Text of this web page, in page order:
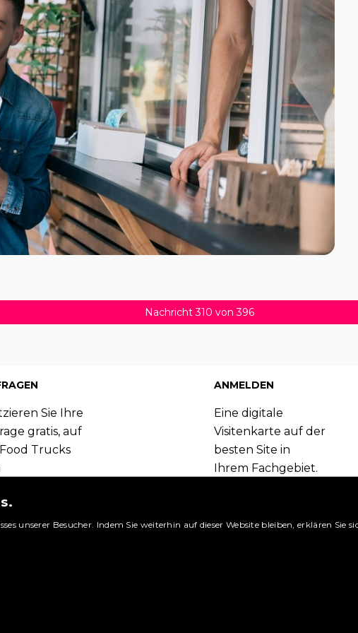
Nachricht 310 von 396
Sie Ihre
gratis, auf
Trucks
können.
ANMELDEN
Eine digitale
Visitenkarte auf der
besten Site in
Ihrem Fachgebiet.
nutzen Sie die
unserer Besucher. Indem Sie weiterhin auf dieser Website bleiben, erklären Sie